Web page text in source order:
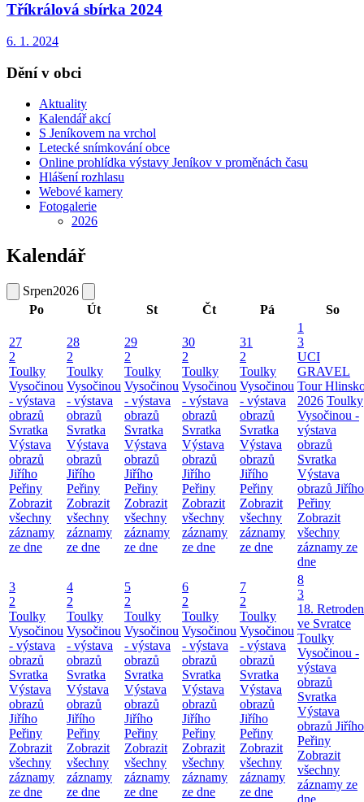
Tříkrálová sbírka 2024
6. 1. 2024
Dění v obci
Aktuality
Kalendář akcí
S Jeníkovem na vrchol
Letecké snímkování obce
Online prohlídka výstavy Jeníkov v proměnách času
Hlášení rozhlasu
Webové kamery
Fotogalerie
2026
Kalendář
Srpen2026
Po
Út St Čt Pá So
27
2
Toulky
Vysočinou
- výstava
obrazů
Svratka
Výstava
obrazů
Jiřího
Peřiny
Zobrazit
všechny
záznamy
ze dne
28
2
Toulky
Vysočinou
- výstava
obrazů
Svratka
Výstava
obrazů
Jiřího
Peřiny
Zobrazit
všechny
záznamy
ze dne
29
2
Toulky
Vysočinou
- výstava
obrazů
Svratka
Výstava
obrazů
Jiřího
Peřiny
Zobrazit
všechny
záznamy
ze dne
30
2
Toulky
Vysočinou
- výstava
obrazů
Svratka
Výstava
obrazů
Jiřího
Peřiny
Zobrazit
všechny
záznamy
ze dne
31
2
Toulky
Vysočinou
- výstava
obrazů
Svratka
Výstava
obrazů
Jiřího
Peřiny
Zobrazit
všechny
záznamy
ze dne
1
3
UCI
GRAVEL
Tour
2026 Toulky
Vysočinou -
výstava
obrazů
Svratka
Výstava
obrazů Jiřího
Peřiny
Zobrazit
všechny
záznamy ze
dne
3
2
Toulky
Vysočinou
- výstava
obrazů
Svratka
Výstava
obrazů
Jiřího
Peřiny
Zobrazit
všechny
záznamy
ze dne
4
2
Toulky
Vysočinou
- výstava
obrazů
Svratka
Výstava
obrazů
Jiřího
Peřiny
Zobrazit
všechny
záznamy
ze dne
5
2
Toulky
Vysočinou
- výstava
obrazů
Svratka
Výstava
obrazů
Jiřího
Peřiny
Zobrazit
všechny
záznamy
ze dne
6
2
Toulky
Vysočinou
- výstava
obrazů
Svratka
Výstava
obrazů
Jiřího
Peřiny
Zobrazit
všechny
záznamy
ze dne
7
2
Toulky
Vysočinou
- výstava
obrazů
Svratka
Výstava
obrazů
Jiřího
Peřiny
Zobrazit
všechny
záznamy
ze dne
8
3
18. Retroden
ve Svratce
Toulky
Vysočinou -
výstava
obrazů
Svratka
Výstava
obrazů Jiřího
Peřiny
Zobrazit
všechny
záznamy ze